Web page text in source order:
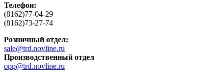
Телефон:
(8162)77-04-29
(8162)73-27-74
Розничный отдел:
sale@trd.novline.ru
Производственный отдел
opp@trd.novline.ru